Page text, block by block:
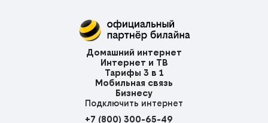
Домашний интернет
Интернет и ТВ
Тарифы 3 в 1
Мобильная связь
Бизнесу
Подключить интернет
+7 (800) 300-65-49